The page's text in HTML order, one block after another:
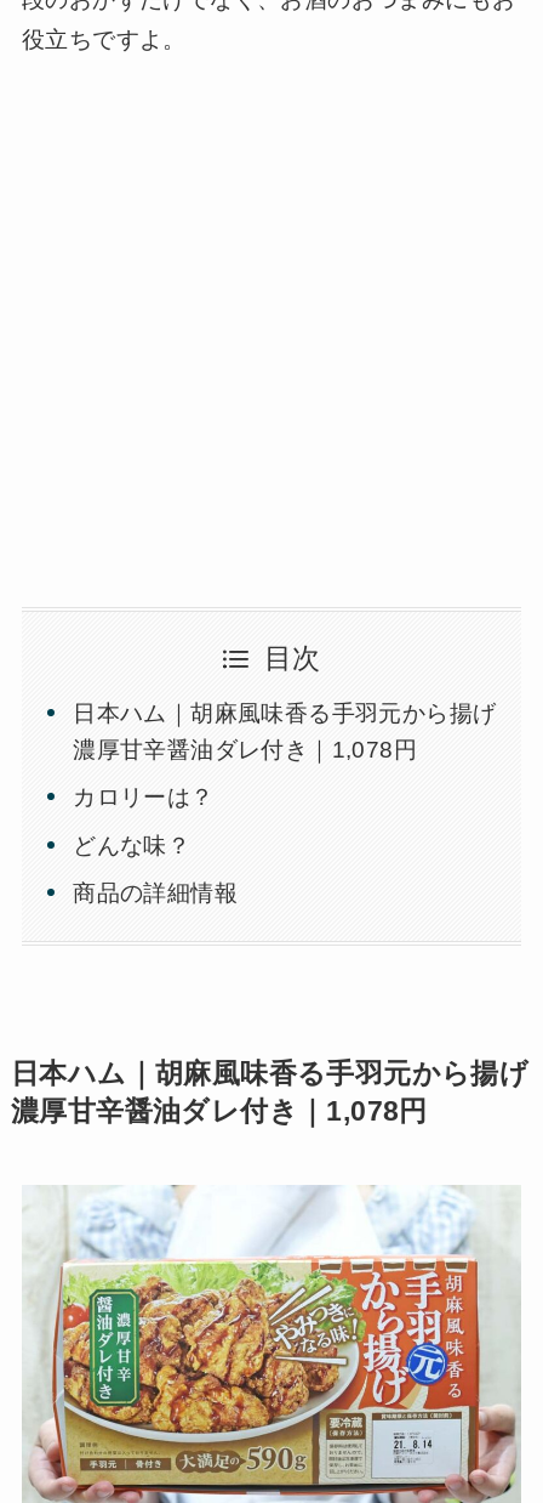
役立ちですよ。
目次
日本ハム｜胡麻風味香る手羽元から揚げ
濃厚甘辛醤油ダレ付き｜1,078円
カロリーは？
どんな味？
商品の詳細情報
日本ハム｜胡麻風味香る手羽元から揚げ
濃厚甘辛醤油ダレ付き｜1,078円